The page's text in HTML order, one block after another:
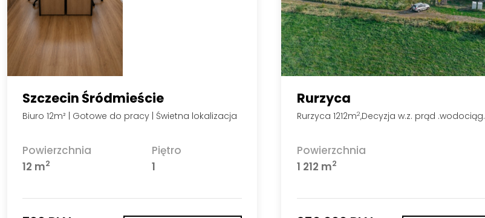
Szczecin Śródmieście
Biuro 12m² | Gotowe do pracy | Świetna lokalizacja
Powierzchnia
12 m2
Piętro
1
Rurzyca
Rurzyca 1212m2,Decyzja w.z. prąd .wodociąg.
Powierzchnia
1 212 m2